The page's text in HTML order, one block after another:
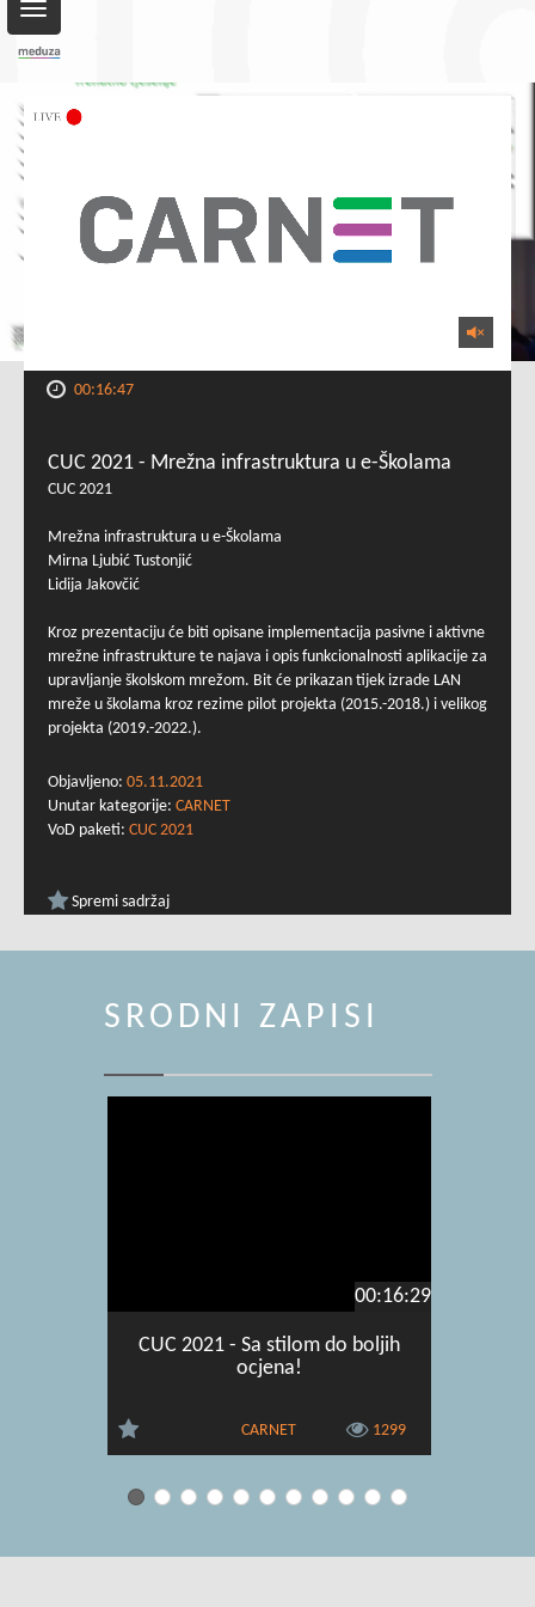
Toggle
navigation
00:16:47
CUC 2021 - Mrežna infrastruktura u e-Školama
CUC 2021
Mrežna infrastruktura u e-Školama
Mirna Ljubić Tustonjić
Lidija Jakovčić
Kroz prezentaciju će biti opisane implementacija pasivne i aktivne
mrežne infrastrukture te najava i opis funkcionalnosti aplikacije za
upravljanje školskom mrežom. Bit će prikazan tijek izrade LAN
mreže u školama kroz rezime pilot projekta (2015.-2018.) i velikog
projekta (2019.-2022.).
Objavljeno: 05.11.2021
Unutar kategorije: CARNET
VoD paketi: CUC 2021
Spremi sadržaj
SRODNI ZAPISI
00:16:29
CUC 2021 - Sa stilom do boljih
ocjena!
CARNET 1299